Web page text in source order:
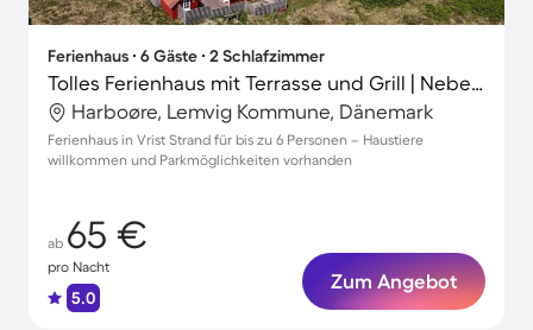
Ferienhaus ∙ 6 Gäste ∙ 2 Schlafzimmer
Tolles Ferienhaus mit Terrasse und Grill | Neben dem Strand | Haustiere erlaubt
Harboøre, Lemvig Kommune, Dänemark
Ferienhaus in Vrist Strand für bis zu 6 Personen – Haustiere
willkommen und Parkmöglichkeiten vorhanden
ab 65 €
pro Nacht
5.0
Zum Angebot